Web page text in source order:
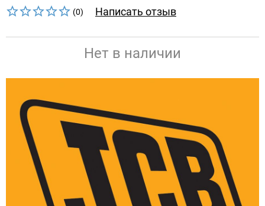
(0) Написать отзыв
Нет в наличии